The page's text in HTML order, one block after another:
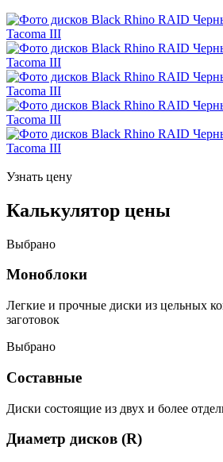
Узнать цену
Калькулятор цены
Выбрано
Моноблоки
Легкие и прочные диски из цельных
заготовок
Выбрано
Составные
Диски состоящие из двух и более
Диаметр дисков (R)